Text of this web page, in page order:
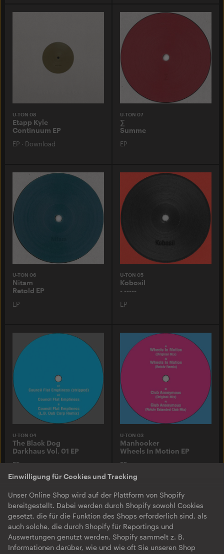
Einwilligung für Cookies und Tracking
Unser Online Shop wird auf der Plattform von Shopify
bereitgestellt. Dabei werden durch Shopify sowohl Cookies
gesetzt, die für die Funktion des Shops erforderlich sind, als
auch solche, die durch Shopify für Reportings und
Auswertungen genutzt werden. Shopify sammelt z. B.
Informationen darüber, wie und wie oft Sie unseren Shop
U-TON 08
Etapp Kyle
Continuum EP
EP · Download
U-TON 07
∑
Summe
EP
U-TON 06
Nitam
Retold EP
EP
U-TON 05
Kobosil
- -----
EP
U-TON 04
The Black Dog
Darkhaus Vol. 01 EP
EP
U-TON 03
Manhooker
Wheels In Motion EP
EP